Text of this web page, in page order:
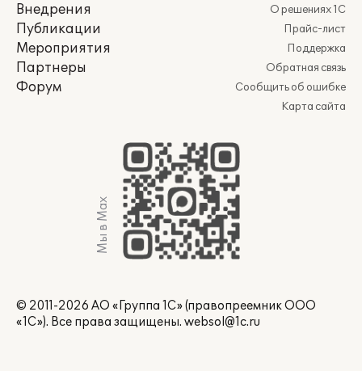
Внедрения
Публикации
Мероприятия
Партнеры
Форум
О решениях 1С
Прайс-лист
Поддержка
Обратная связь
Сообщить об ошибке
Карта сайта
Мы в Max
© 2011-2026 АО «Группа 1С» (правопреемник ООО
«1С»). Все права защищены. websol@1c.ru